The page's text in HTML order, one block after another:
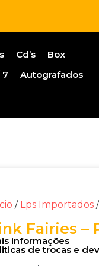
Cd’s
Box
7
Autografados
/ Lps Importados/
Fairies –
informações
de trocas e